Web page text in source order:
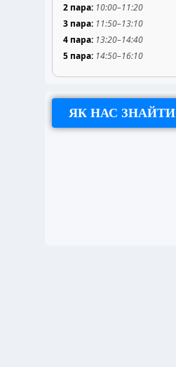
2 пара: 10:00–11:20
3 пара: 11:50–13:10
4 пара: 13:20–14:40
5 пара: 14:50–16:10
ЯК НАС ЗНАЙТИ